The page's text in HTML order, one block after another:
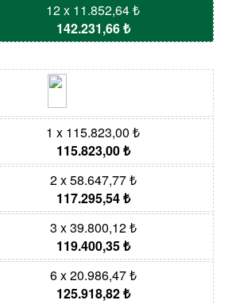
12 x 11.852,64 ₺
142.231,66 ₺
1 x 115.823,00 ₺
115.823,00 ₺
2 x 58.647,77 ₺
117.295,54 ₺
3 x 39.800,12 ₺
119.400,35 ₺
6 x 20.986,47 ₺
125.918,82 ₺